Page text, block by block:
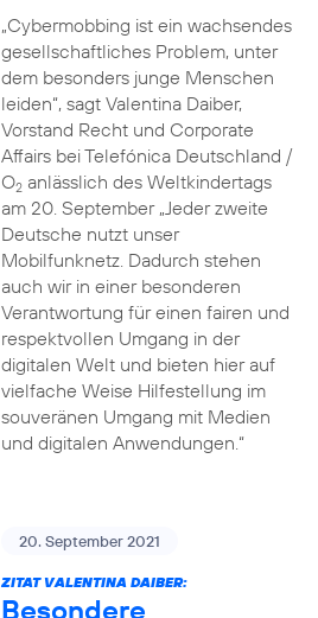
„Cybermobbing ist ein wachsendes
gesellschaftliches Problem, unter
dem besonders junge Menschen
leiden“, sagt Valentina Daiber,
Vorstand Recht und Corporate
Affairs bei Telefónica Deutschland /
O2anlässlich des Weltkindertags
am 20. September „Jeder zweite
Deutsche nutzt unser
Mobilfunknetz. Dadurch stehen
auch wir in einer besonderen
Verantwortung für einen fairen und
respektvollen Umgang in der
digitalen Welt und bieten hier auf
vielfache Weise Hilfestellung im
souveränen Umgang mit Medien
und digitalen Anwendungen.“
20. September 2021
ZITAT VALENTINA DAIBER:
Besondere